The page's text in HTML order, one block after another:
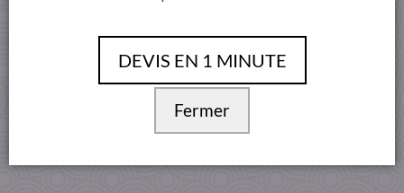
DEVIS EN 1 MINUTE
Fermer